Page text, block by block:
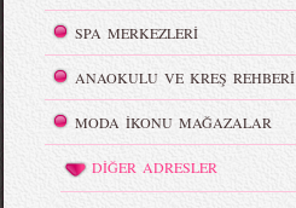
SPA MERKEZLERİ
ANAOKULU VE KREŞ REHBERİ
MODA İKONU MAĞAZALAR
DİĞER ADRESLER